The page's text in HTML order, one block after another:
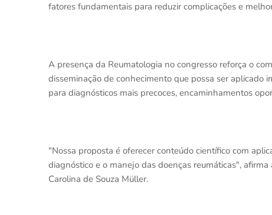
fatores fundamentais para reduzir complicações e
A presença da Reumatologia no congresso reforça o
disseminação de conhecimento que possa ser aplicado
para diagnósticos mais precoces, encaminhamentos
"Nossa proposta é oferecer conteúdo científico com
diagnóstico e o manejo das doenças reumáticas",
Carolina de Souza Müller.